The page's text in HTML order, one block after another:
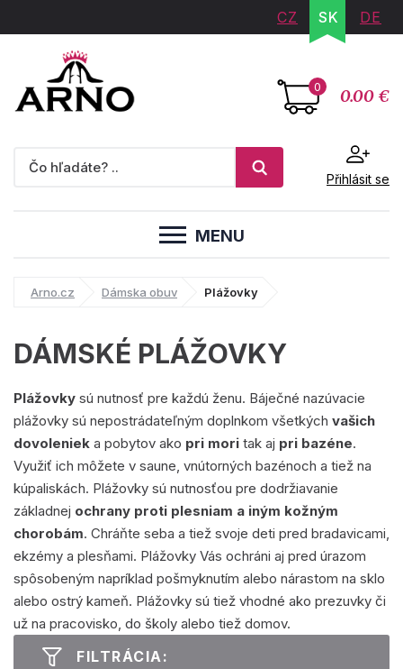
CZ SK DE
0 0.00 €
Přihlásit se
MENU
Arno.cz Dámska obuv Plážovky
DÁMSKÉ PLÁŽOVKY
Plážovky sú nutnosť pre každú ženu. Báječné nazúvacie
plážovky sú nepostrádateľným doplnkom všetkých vašich
dovoleniek a pobytov ako pri mori tak aj pri bazéne.
Využiť ich môžete v saune, vnútorných bazénoch a tiež na
kúpaliskách. Plážovky sú nutnosťou pre dodržiavanie
základnej ochrany proti plesniam a iným kožným
chorobám. Chráňte seba a tiež svoje deti pred bradavicami,
ekzémy a plesňami. Plážovky Vás ochráni aj pred úrazom
spôsobeným napríklad pošmyknutím alebo nárastom na sklo
alebo ostrý kameň. Plážovky sú tiež vhodné ako prezuvky či
už na pracovisko, do školy alebo tiež domov.
FILTRÁCIA: